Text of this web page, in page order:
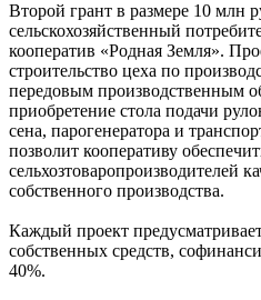
Второй грант в размере 10 млн
сельскохозяйственный
кооператив «Родная Земля».
строительство цеха по
передовым производственным
приобретение стола подачи
сена, парогенератора и
позволит кооперативу
сельхозтоваропроизводителей
собственного производства.
Каждый проект
собственных средств,
40%.